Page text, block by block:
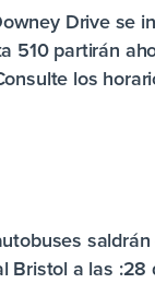
Drive se
510 partirán
los
Bristol a las :28